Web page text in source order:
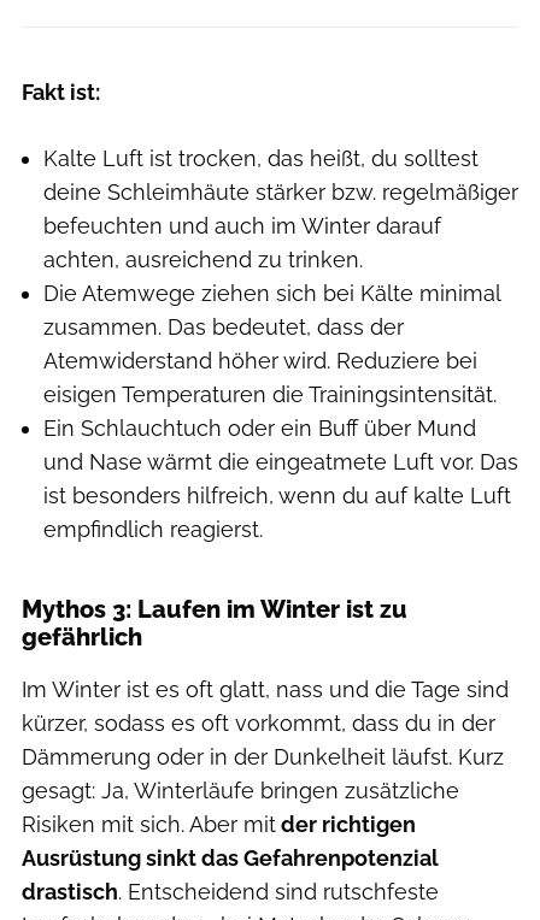
Fakt ist:
Kalte Luft ist trocken, das heißt, du solltest
deine Schleimhäute stärker bzw. regelmäßiger
befeuchten und auch im Winter darauf
achten, ausreichend zu trinken.
Die Atemwege ziehen sich bei Kälte minimal
zusammen. Das bedeutet, dass der
Atemwiderstand höher wird. Reduziere bei
eisigen Temperaturen die Trainingsintensität.
Ein Schlauchtuch oder ein Buff über Mund
und Nase wärmt die eingeatmete Luft vor. Das
ist besonders hilfreich, wenn du auf kalte Luft
empfindlich reagierst.
Mythos 3: Laufen im Winter ist zu
gefährlich
Im Winter ist es oft glatt, nass und die Tage sind
kürzer, sodass es oft vorkommt, dass du in der
Dämmerung oder in der Dunkelheit läufst. Kurz
gesagt: Ja, Winterläufe bringen zusätzliche
Risiken mit sich. Aber mitder richtigen
Ausrüstung sinkt das Gefahrenpotenzial
drastisch. Entscheidend sind rutschfeste